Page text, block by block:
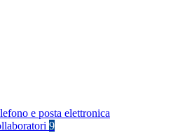
e posta elettronica
9